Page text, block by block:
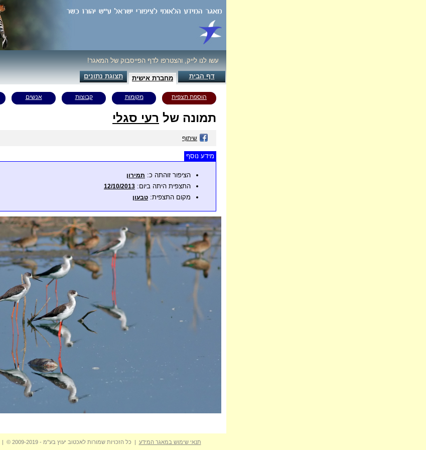
עשו לנו לייק, והצטרפו לדף הפייסבוק של המאגר!
דף הבית מחברת אישית תצוגת נתונים
הוספת תצפית מקומות קבוצות אנשים
תמונה של רעי סגלי
שיתוף
מידע נוסף
הציפור זוהתה כ: תמירון
התצפית היתה ביום: 12/10/2013
מקום התצפית: טבעון
תנאי שימוש במאגר המידע | כל הזכויות שמורות לאכטוב יעוץ בע"מ - 2009-2019 © |